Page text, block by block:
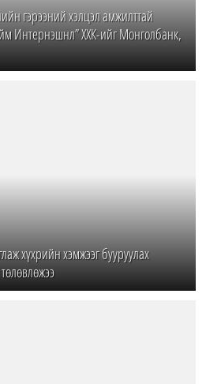
гэрээний хэлцэл амжилттай
Интернэшнл” ХХК-ийг Монголбанк,
хүхрийн хэмжээг бууруулах